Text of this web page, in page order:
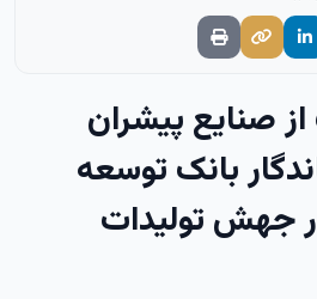
از صنایع پیشران
بانک توسعه
جهش تولیدات